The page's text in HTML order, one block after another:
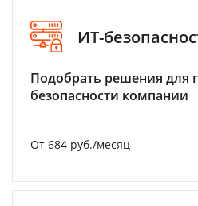
ИТ-
Подобрать решения
безопасности компании
От 684 руб./месяц